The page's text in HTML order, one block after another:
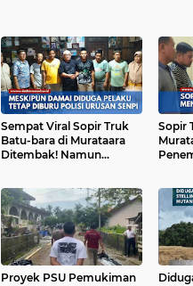
Sempat Viral Sopir Truk
Batu-bara di Murataara
Ditembak! Namun
Sopir
Proyek PSU Pemukiman